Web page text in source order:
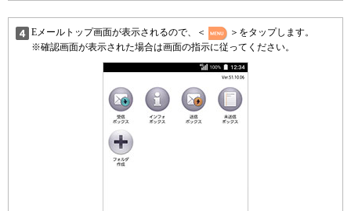
Eメールトップ画面が表示されるので、＜
＞をタップします。
※確認画面が表示された場合は画面の指示に従ってください。